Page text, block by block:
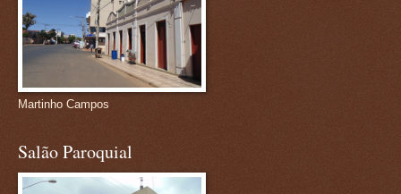
Martinho Campos
Salão Paroquial